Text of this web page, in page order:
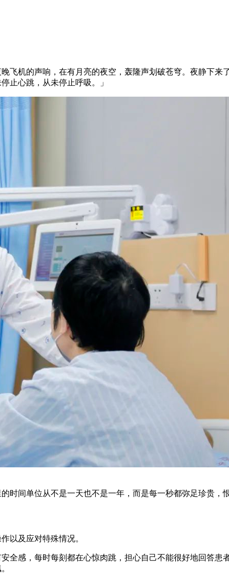
飞机的声响，在有月亮的夜空，轰隆声划破苍穹。夜静下来
止心跳，从未停止呼吸。」
间单位从不是一天也不是一年，而是每一秒都弥足珍贵，
以及应对特殊情况。
全感，每时每刻都在心惊肉跳，担心自己不能很好地回答患